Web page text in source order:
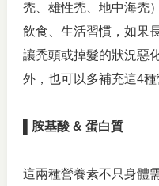
禿、雄性禿、地中海禿
飲食、生活習慣，如果
讓禿頭或掉髮的狀況惡
外，也可以多補充這4種
▌胺基酸 & 蛋白質
這兩種營養素不只身體